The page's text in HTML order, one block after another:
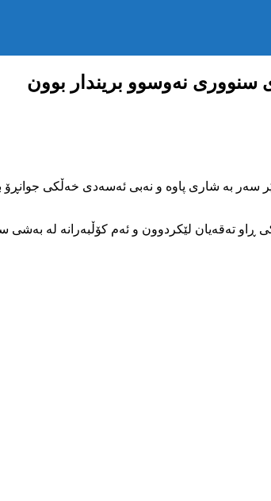
سنووری نەوسوو بریندار بوون
بە ناوەکانی توورەج کەریمی ٣٠ساڵ تەمەن و خەڵکی شمشێر سەر بە شاری پاوە و
ڕاو تەقەیان لێکردوون و ئەم کۆڵبەرانە لە بەشی